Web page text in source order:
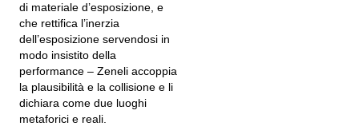
di materiale d’esposizione, e
che rettifica l’inerzia
dell’esposizione servendosi in
modo insistito della
performance – Zeneli accoppia
la plausibilità e la collisione e li
dichiara come due luoghi
metaforici e reali.